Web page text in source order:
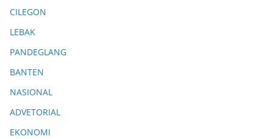
CILEGON
LEBAK
PANDEGLANG
BANTEN
NASIONAL
ADVETORIAL
EKONOMI